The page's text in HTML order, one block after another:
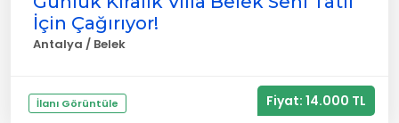
İçin Çağırıyor!
Antalya / Belek
İlanı Görüntüle Fiyat: 14.000 TL